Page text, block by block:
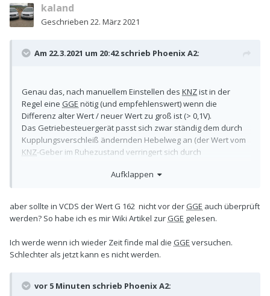
kaland
Geschrieben 22. März 2021
Am 22.3.2021 um 20:42 schrieb Phoenix A2:
Genau das, nach manuellem Einstellen des KNZist in der
Regel eine GGE nötig (und empfehlenswert) wenn die
Differenz alter Wert / neuer Wert zu groß ist (> 0,1V).
Das Getriebesteuergerät passt sich zwar ständig dem durch
Kupplungsverschleiß ändernden Hebelweg an (der Wert vom
KNZ-Geber im Ruhezustand verringert sich durch
bei plötzlichen großen Änderungen geht das Steuergerät
funktioniert es manchmal.
Aufklappen
aber sollte in VCDS der Wert G 162 nicht vor der GGE auch überprüft
werden? So habe ich es mir Wiki Artikel zur GGE gelesen.
Ich werde wenn ich wieder Zeit finde mal die GGE versuchen.
Schlechter als jetzt kann es nicht werden.
vor 5 Minuten schrieb Phoenix A2: